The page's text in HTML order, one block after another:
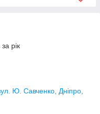
рік
Ю. Савченко, Дніпро,